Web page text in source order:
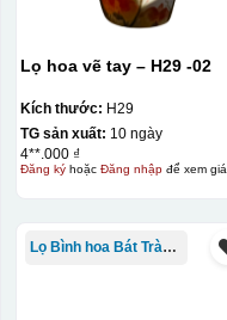
Lọ hoa vẽ tay – H29 -02
Kích thước: H29
TG sản xuất: 10 ngày
4**.000 ₫
Đăng kýhoặc Đăng nhậpđể xem giá
Lọ Bình hoa Bát Tràng in logo